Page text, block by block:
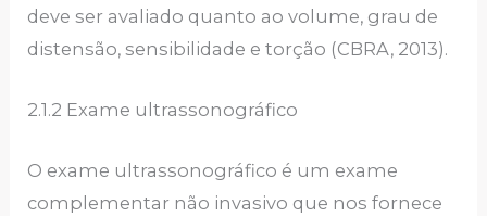
deve ser avaliado quanto ao volume, grau de
distensão, sensibilidade e torção (CBRA, 2013).
2.1.2 Exame ultrassonográfico
O exame ultrassonográfico é um exame
complementar não invasivo que nos fornece